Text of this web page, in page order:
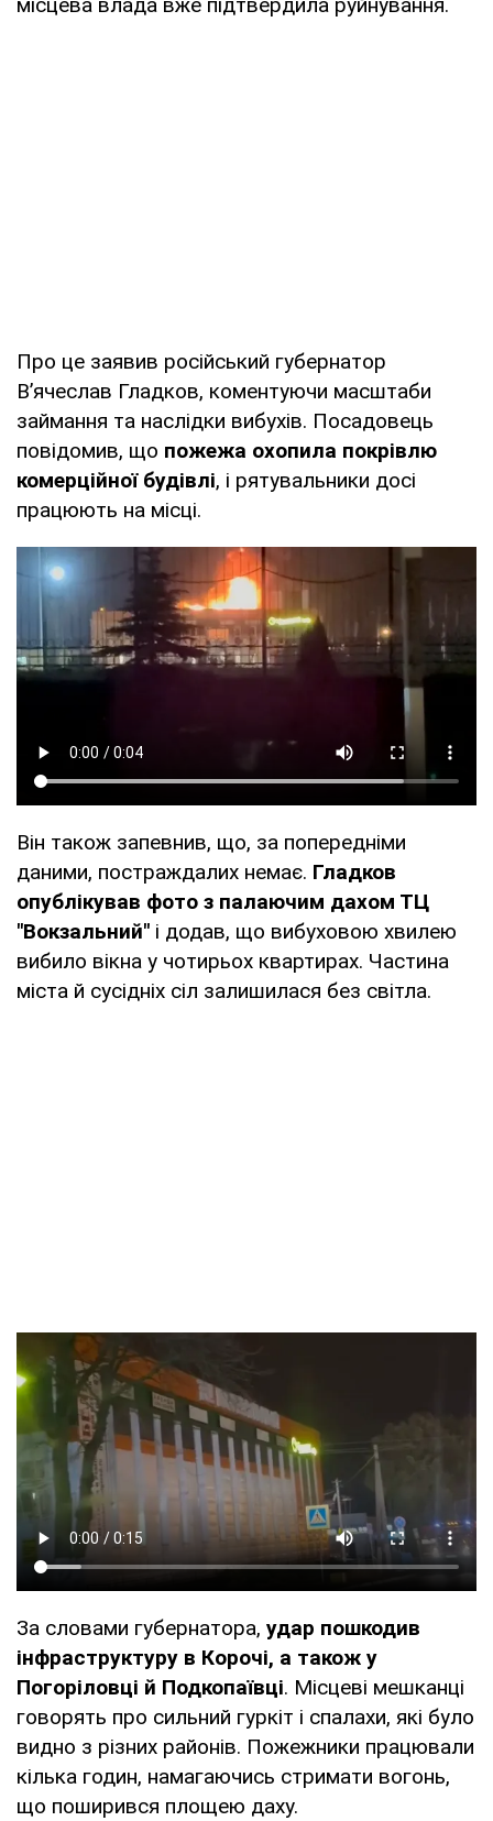
Про це заявив російський губернатор
В’ячеслав Гладков, коментуючи масштаби
займання та наслідки вибухів. Посадовець
повідомив, що пожежа охопила покрівлю
комерційної будівлі, і рятувальники досі
працюють на місці.
Він також запевнив, що, за попередніми
даними, постраждалих немає. Гладков
опублікував фото з палаючим дахом ТЦ
"Вокзальний" і додав, що вибуховою хвилею
вибило вікна у чотирьох квартирах. Частина
міста й сусідніх сіл залишилася без світла.
За словами губернатора, удар пошкодив
інфраструктуру в Корочі, а також у
Погоріловці й Подкопаївці. Місцеві мешканці
говорять про сильний гуркіт і спалахи, які було
видно з різних районів. Пожежники працювали
кілька годин, намагаючись стримати вогонь,
що поширився площею даху.